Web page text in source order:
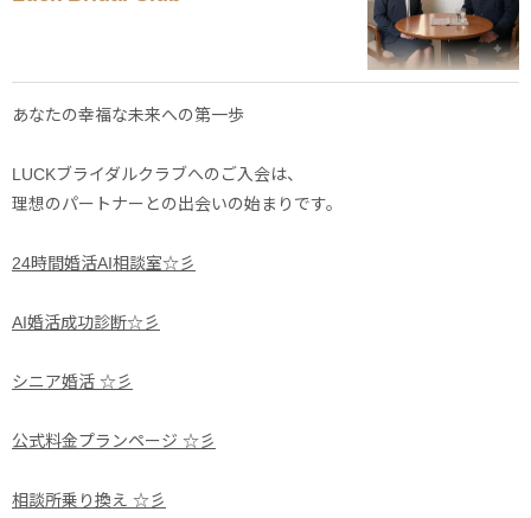
あなたの幸福な未来への第一歩
LUCKブライダルクラブへのご入会は、
理想のパートナーとの出会いの始まりです。
24時間婚活AI相談室☆彡
AI婚活成功診断☆彡
シニア婚活 ☆彡
公式料金プランページ ☆彡
相談所乗り換え ☆彡